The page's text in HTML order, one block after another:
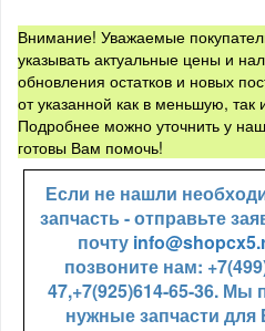
Внимание! Уважаемые
указывать актуальные цены и
обновления остатков и новых
от указанной как в меньшую,
Подробнее можно уточнить у
готовы Вам помочь!
Если не нашли
запчасть - отправьте
почту
позвоните нам:
47,+7(925)614-65-36. Мы
нужные запчасти для